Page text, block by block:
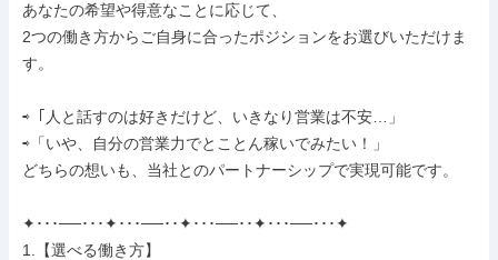
あなたの希望や得意なことに応じて、
2つの働き方からご自身に合ったポジションをお選びいただけま
す。
⇨「人と話すのは好きだけど、いきなり営業は不安…」
⇨「いや、自分の営業力でとことん稼いでみたい！」
どちらの想いも、当社とのパートナーシップで実現可能です。
✦･･･──･･･✦･･･──･･✦･･･──･･✦･･･──･･･✦
1.【選べる働き方】